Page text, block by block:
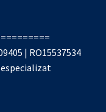
| RO15537534